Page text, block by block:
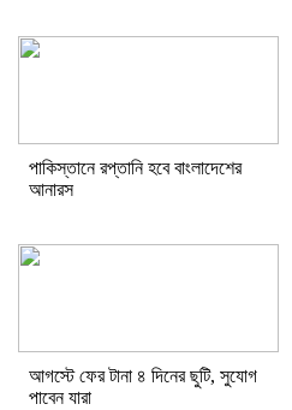
পাকিস্তানে রপ্তানি হবে বাংলাদেশের
আনারস
আগস্টে ফের টানা ৪ দিনের ছুটি, সুযোগ
পাবেন যারা